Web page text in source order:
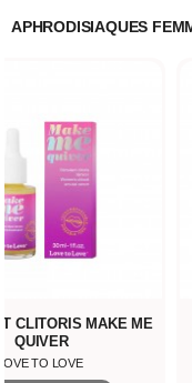
APHRODISIAQUES
CLITORIS MAKE ME
QUIVER
TO LOVE